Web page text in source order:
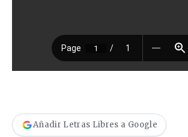
Añadir Letras Libres a Google